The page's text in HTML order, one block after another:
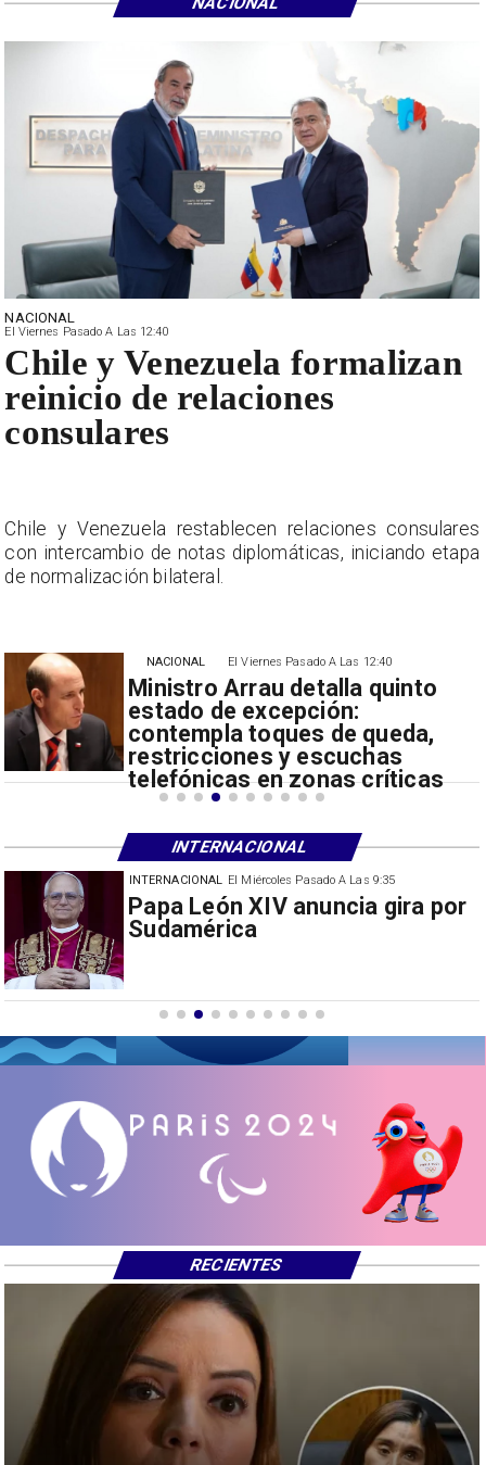
El Miércoles Pasado A Las 9:35
China restringe exportación de
drones a EEUU y sanciona
INTERNACIONAL
El Viernes Pasado A Las 12:40
Ministro Arrau detalla quinto
estado de excepción:
contempla toques de queda,
restricciones y escuchas
telefónicas en zonas críticas
NACIONAL
NACIONAL
El Viernes Pasado A Las 12:40
Chile y Venezuela formalizan
reinicio de relaciones
consulares
Chile y Venezuela restablecen relaciones consulares
con intercambio de notas diplomáticas, iniciando etapa
de normalización bilateral.
INTERNACIONAL
RECIENTES